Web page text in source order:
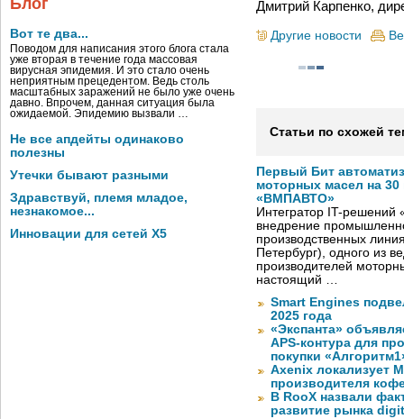
Блог
Вот те два...
Поводом для написания этого блога стала
уже вторая в течение года массовая
вирусная эпидемия. И это стало очень
неприятным прецедентом. Ведь столь
масштабных заражений не было уже очень
давно. Впрочем, данная ситуация была
ожидаемой. Эпидемию вызвали …
Не все апдейты одинаково
полезны
Утечки бывают разными
Здравствуй, племя младое,
незнакомое...
Инновации для сетей X5
Дмитрий Карпенко,
Другие новости
Статьи по схожей
Первый Бит
моторных масел на
«ВМПАВТО»
Интегратор IT-
внедрение
производственных
Петербург), одного из
производителей
настоящий …
Smart Engines
2025 года
«Экспанта»
APS-контура для
покупки
Axenix локализует
производителя
В RooX назвали
развитие рынка